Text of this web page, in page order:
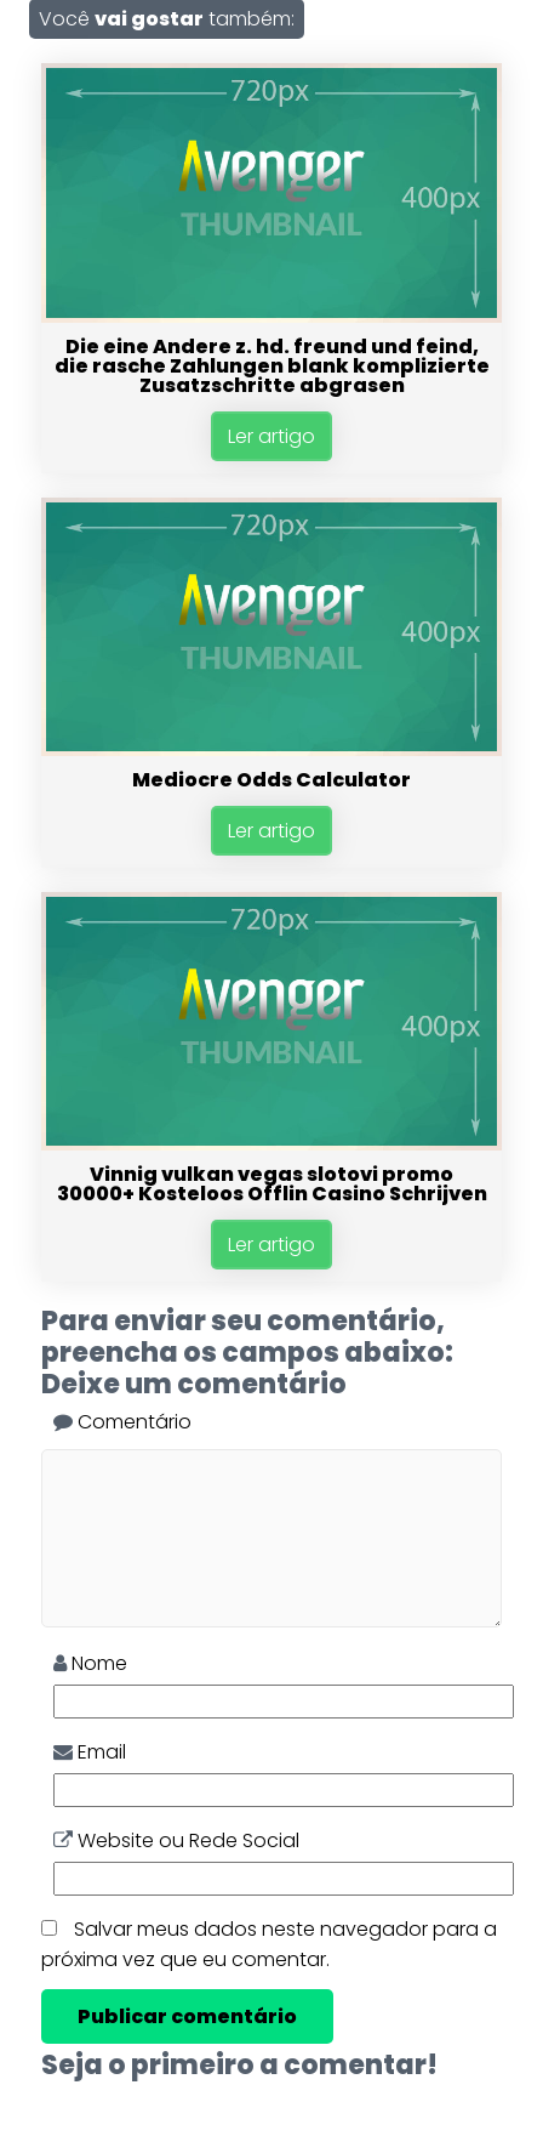
Você vai gostar também:
Die eine Andere z. hd. freund und feind,
die rasche Zahlungen blank komplizierte
Zusatzschritte abgrasen
Ler artigo
Mediocre Odds Calculator
Ler artigo
Vinnig vulkan vegas slotovi promo
30000+ Kosteloos Offlin Casino Schrijven
Ler artigo
Para enviar seu comentário,
preencha os campos abaixo:
Deixe um comentário
Comentário
Nome
Email
Website ou Rede Social
Salvar meus dados neste navegador para a
próxima vez que eu comentar.
Seja o primeiro a comentar!